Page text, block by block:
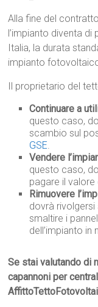
Alla fine del
l’impianto diventa
Italia, la durata
impianto
Il proprietario del
Continuare a
questo caso,
scambio sul
GSE.
Vendere
questo caso,
pagare il valore
Rimuovere
dovrà
smaltire i
dell’impianto
Se stai valutando di
capannoni per